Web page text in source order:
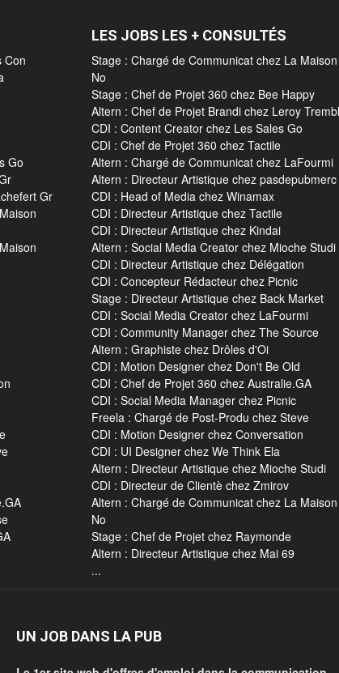
Con
Go
Gr
LES JOBS LES + CONSULTÉS
Stage : Chargé de Communicat chez La Maison
No
Stage : Chef de Projet 360 chez Bee Happy
Altern : Chef de Projet Brandi chez Leroy Trembl
CDI : Content Creator chez Les Sales Go
CDI : Chef de Projet 360 chez Tactile
Altern : Chargé de Communicat chez LaFourmi
Altern : Directeur Artistique chez pasdepubmerc
CDI : Head of Media chez Winamax
CDI : Directeur Artistique chez Tactile
CDI : Directeur Artistique chez Kindai
Altern : Social Media Creator chez Mioche Studi
CDI : Directeur Artistique chez Délégation
CDI : Concepteur Rédacteur chez Picnic
Stage : Directeur Artistique chez Back Market
CDI : Social Media Creator chez LaFourmi
CDI : Community Manager chez The Source
Altern : Graphiste chez Drôles d'Oi
CDI : Motion Designer chez Don't Be Old
CDI : Chef de Projet 360 chez Australie.GA
CDI : Social Media Manager chez Picnic
Freela : Chargé de Post-Produ chez Steve
CDI : Motion Designer chez Conversation
CDI : UI Designer chez We Think Ela
Altern : Directeur Artistique chez Mioche Studi
CDI : Directeur de Clientè chez Zmirov
Altern : Chargé de Communicat chez La Maison
No
Stage : Chef de Projet chez Raymonde
Altern : Directeur Artistique chez Mai 69
...
UN JOB DANS LA PUB